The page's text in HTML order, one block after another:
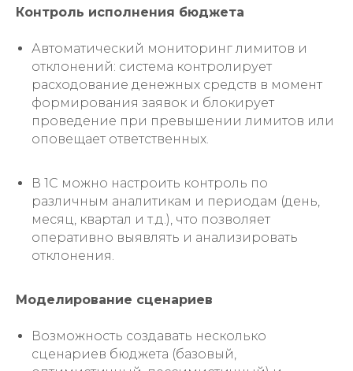
Контроль исполнения бюджета
Автоматический мониторинг лимитов и
отклонений: система контролирует
расходование денежных средств в момент
формирования заявок и блокирует
проведение при превышении лимитов или
оповещает ответственных.
В 1С можно настроить контроль по
различным аналитикам и периодам (день,
месяц, квартал и т.д.), что позволяет
оперативно выявлять и анализировать
отклонения.
Моделирование сценариев
Возможность создавать несколько
сценариев бюджета (базовый,